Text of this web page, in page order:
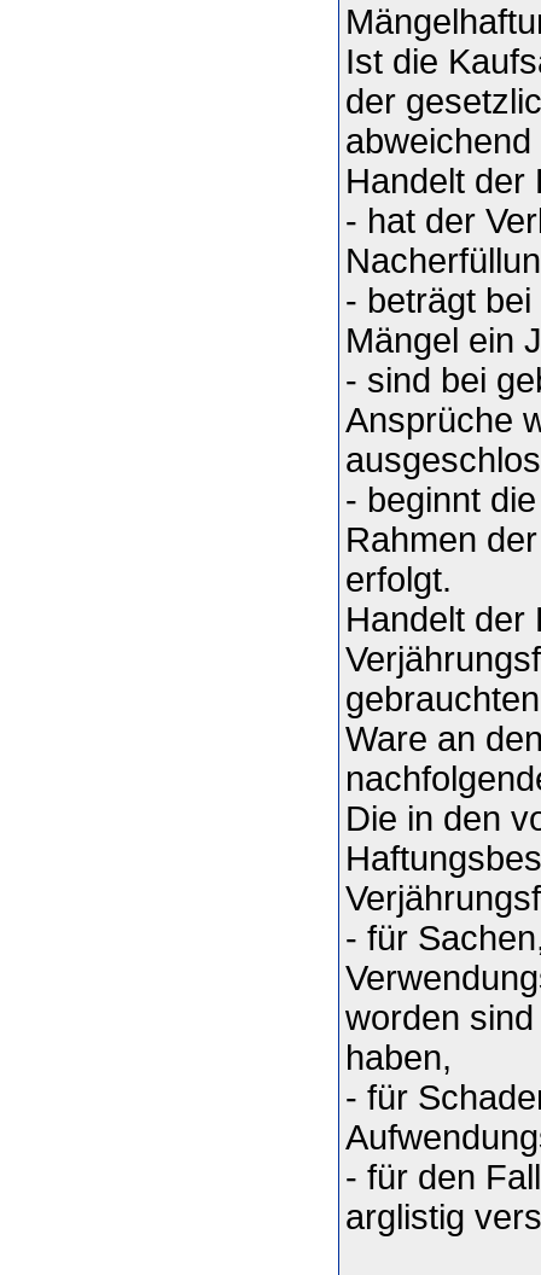
Ist die
der
abweichend
Handelt der
- hat der
- beträgt
Mängel ein
- sind bei
Ansprüche
- beginnt
Rahmen
erfolgt.
Handelt der
Ware an
Die in den
- für
worden
haben,
- für
- für den
arglistig